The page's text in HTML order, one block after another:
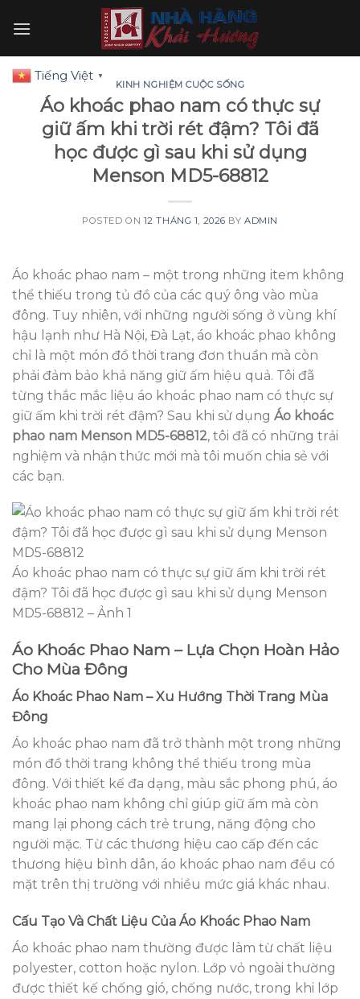
KINH NGHIỆM CUỘC SỐNG
Áo khoác phao nam có thực sự
giữ ấm khi trời rét đậm? Tôi đã
học được gì sau khi sử dụng
Menson MD5-68812
POSTED ON 12 THÁNG 1, 2026 BY ADMIN
Áo khoác phao nam – một trong những item không
thể thiếu trong tủ đồ của các quý ông vào mùa
đông. Tuy nhiên, với những người sống ở vùng khí
hậu lạnh như Hà Nội, Đà Lạt, áo khoác phao không
chỉ là một món đồ thời trang đơn thuần mà còn
phải đảm bảo khả năng giữ ấm hiệu quả. Tôi đã
từng thắc mắc liệu áo khoác phao nam có thực sự
giữ ấm khi trời rét đậm? Sau khi sử dụng Áo khoác
phao nam Menson MD5-68812, tôi đã có những trải
nghiệm và nhận thức mới mà tôi muốn chia sẻ với
các bạn.
Áo khoác phao nam có thực sự giữ ấm khi trời rét
đậm? Tôi đã học được gì sau khi sử dụng Menson
MD5-68812 – Ảnh 1
Áo Khoác Phao Nam – Lựa Chọn Hoàn Hảo
Cho Mùa Đông
Áo Khoác Phao Nam – Xu Hướng Thời Trang Mùa
Đông
Áo khoác phao nam đã trở thành một trong những
món đồ thời trang không thể thiếu trong mùa
đông. Với thiết kế đa dạng, màu sắc phong phú, áo
khoác phao nam không chỉ giúp giữ ấm mà còn
mang lại phong cách trẻ trung, năng động cho
người mặc. Từ các thương hiệu cao cấp đến các
thương hiệu bình dân, áo khoác phao nam đều có
mặt trên thị trường với nhiều mức giá khác nhau.
Cấu Tạo Và Chất Liệu Của Áo Khoác Phao Nam
Áo khoác phao nam thường được làm từ chất liệu
polyester, cotton hoặc nylon. Lớp vỏ ngoài thường
được thiết kế chống gió, chống nước, trong khi lớp
Tiếng Việt ▼